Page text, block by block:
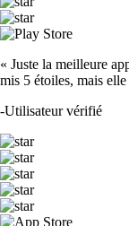
« Juste la meilleure
mis 5 étoiles, mais
-Utilisateur vérifié